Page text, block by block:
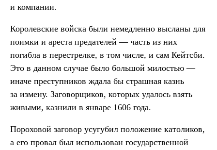
и компании.
Королевские войска были немедленно высланы для
поимки и ареста предателей — часть из них
погибла в перестрелке, в том числе, и сам Кейтсби.
Это в данном случае было большой милостью —
иначе преступников ждала бы страшная казнь
за измену. Заговорщиков, которых удалось взять
живыми, казнили в январе 1606 года.
Пороховой заговор усугубил положение католиков,
а его провал был использован государственной